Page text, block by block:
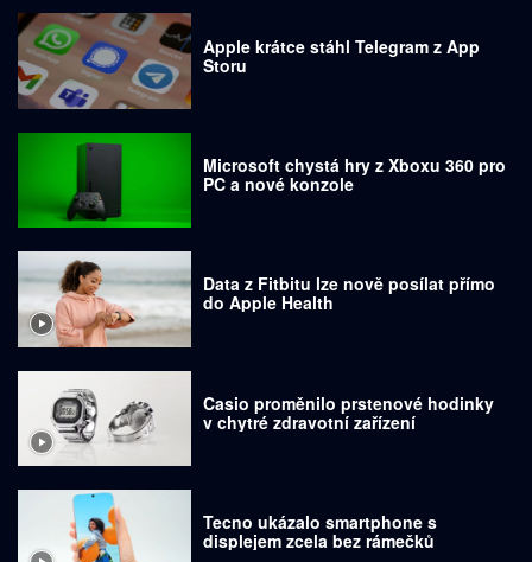
Apple krátce stáhl Telegram z App
Storu
Microsoft chystá hry z Xboxu 360 pro
PC a nové konzole
Data z Fitbitu lze nově posílat přímo
do Apple Health
Casio proměnilo prstenové hodinky
v chytré zdravotní zařízení
Tecno ukázalo smartphone s
displejem zcela bez rámečků